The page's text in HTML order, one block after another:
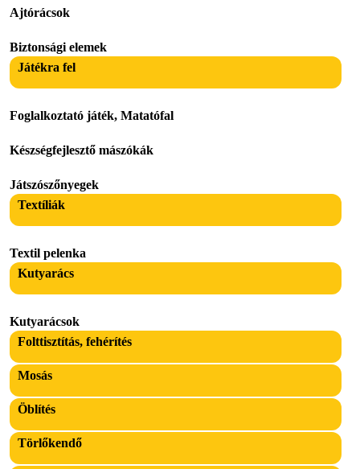
Ajtórácsok
Biztonsági elemek
Játékra fel
Foglalkoztató játék, Matatófal
Készségfejlesztő mászókák
Játszószőnyegek
Textíliák
Textil pelenka
Kutyarács
Kutyarácsok
Folttisztítás, fehérítés
Mosás
Öblítés
Törlőkendő